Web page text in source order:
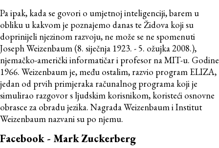
Pa ipak, kada se govori o umjetnoj inteligenciji, barem u
obliku u kakvom je poznajemo danas te Židova koji su
doprinijeli njezinom razvoju, ne može se ne spomenuti
Joseph Weizenbaum (8. siječnja 1923. - 5. ožujka 2008.),
njemačko-američki informatičar i profesor na MIT-u. Godine
1966. Weizenbaum je, među ostalim, razvio program ELIZA,
jedan od prvih primjeraka računalnog programa koji je
simulirao razgovor s ljudskim korisnikom, koristeći osnovne
obrasce za obradu jezika. Nagrada Weizenbaum i Institut
Weizenbaum nazvani su po njemu.
Facebook - Mark Zuckerberg